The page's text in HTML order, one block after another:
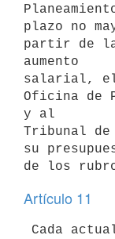
plazo no
partir de
aumento
salarial, el
Oficina de
y al
Tribunal de
su
Artículo 11